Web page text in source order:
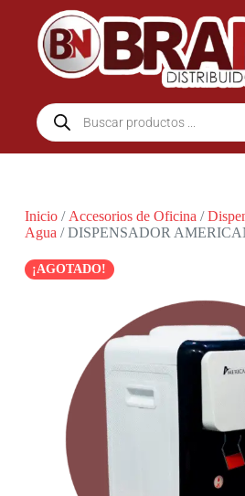
Inicio/ Accesorios de Oficina /
Agua / DISPENSADOR
¡AGOTADO!